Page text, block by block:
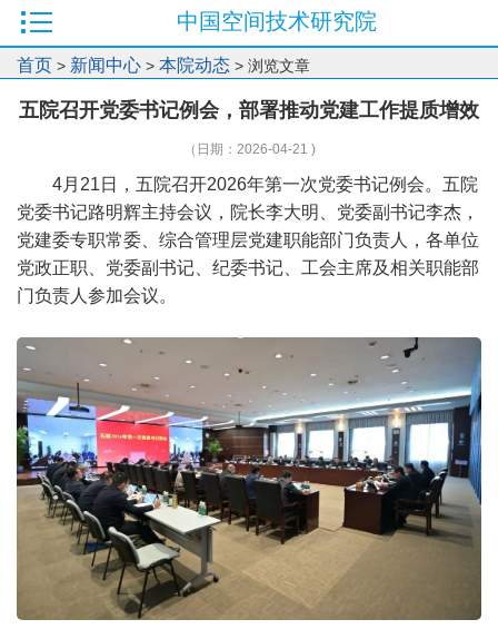
中国空间技术研究院
首页 > 新闻中心 > 本院动态 > 浏览文章
五院召开党委书记例会，部署推动党建工作提质增效
（日期：2026-04-21 )
4月21日，五院召开2026年第一次党委书记例会。五院
党委书记路明辉主持会议，院长李大明、党委副书记李杰，
党建委专职常委、综合管理层党建职能部门负责人，各单位
党政正职、党委副书记、纪委书记、工会主席及相关职能部
门负责人参加会议。